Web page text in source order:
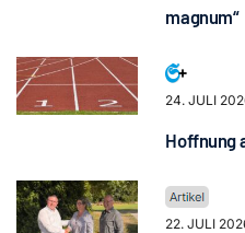
magnum“
24. JULI
Hoffnung
22. JULI